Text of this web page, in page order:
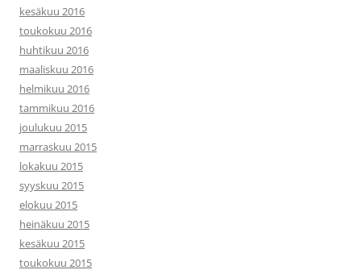
kesäkuu 2016
toukokuu 2016
huhtikuu 2016
maaliskuu 2016
helmikuu 2016
tammikuu 2016
joulukuu 2015
marraskuu 2015
lokakuu 2015
syyskuu 2015
elokuu 2015
heinäkuu 2015
kesäkuu 2015
toukokuu 2015